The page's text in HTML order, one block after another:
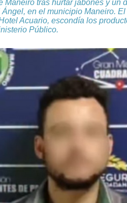
Maneiro tras hurtar jabones y un
en el municipio Maneiro.
Acuario, escondía los
Público.